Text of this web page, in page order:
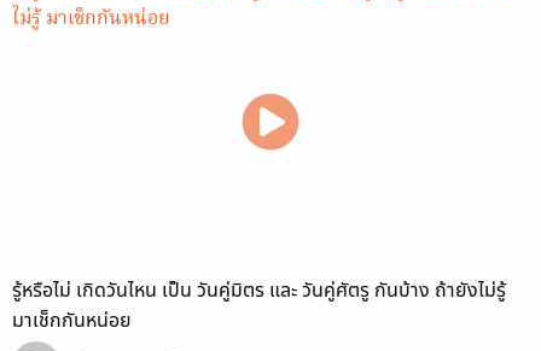
รู้หรือไม่ เกิดวันไหน เป็น วันคู่มิตร และ วันคู่ศัตรู กันบ้าง ถ้ายังไม่รู้
มาเช็กกันหน่อย